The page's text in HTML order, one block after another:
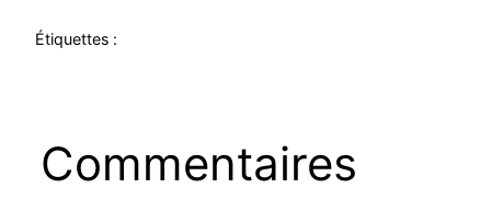
Étiquettes :
Commentaires